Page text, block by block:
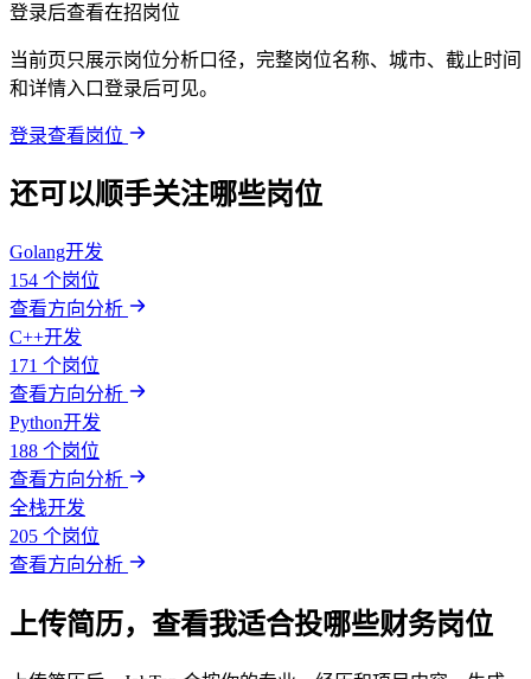
登录后查看在招岗位
当前页只展示岗位分析口径，完整岗位名称、城市、截止时间
和详情入口登录后可见。
登录查看岗位
还可以顺手关注哪些岗位
Golang开发
154 个岗位
查看方向分析
C++开发
171 个岗位
查看方向分析
Python开发
188 个岗位
查看方向分析
全栈开发
205 个岗位
查看方向分析
上传简历，查看我适合投哪些财务岗位